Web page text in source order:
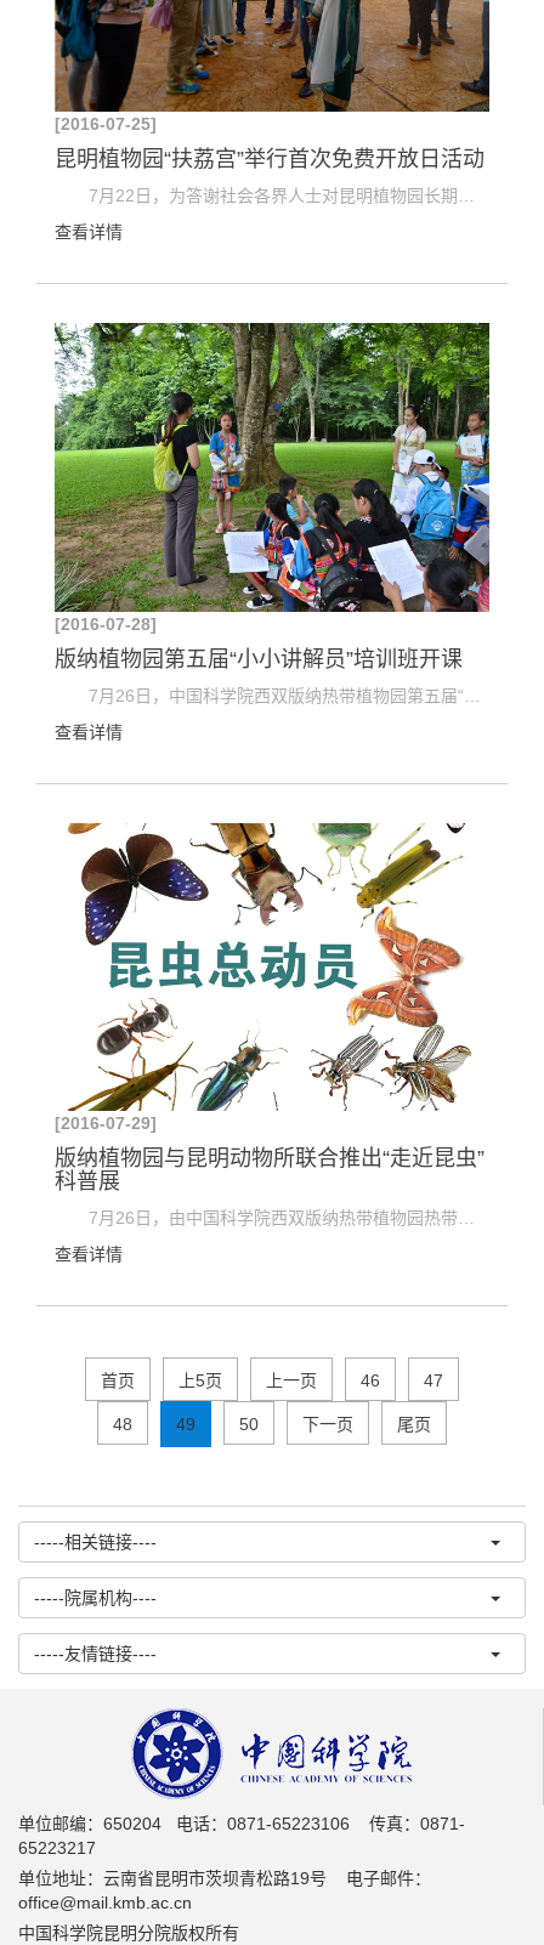
[2016-07-25]
昆明植物园“扶荔宫”举行首次免费开放日活动
7月22日，为答谢社会各界人士对昆明植物园长期以来的关注和支持，中国科学院昆明植物研究所昆明植...
查看详情
[2016-07-28]
版纳植物园第五届“小小讲解员”培训班开课
查看详情
[2016-07-29]
版纳植物园与昆明动物所联合推出“走近昆虫”
科普展
查看详情
首页 上5页 上一页 46 47
48 49 50 下一页 尾页
-----相关链接----
-----院属机构----
-----友情链接----
单位邮编：650204 电话：0871-65223106 传真：0871-
65223217
单位地址：云南省昆明市茨坝青松路19号 电子邮件：
office@mail.kmb.ac.cn
中国科学院昆明分院版权所有